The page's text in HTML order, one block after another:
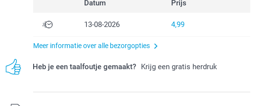
Datum Prijs
13-08-2026 4,99
Meer informatie over alle bezorgopties
Heb je een taalfoutje gemaakt? Krijg een gratis herdruk